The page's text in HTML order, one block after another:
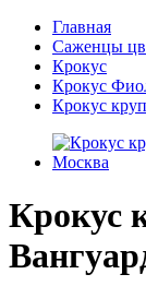
Главная
Саженцы
Крокус
Крокус
Крокус
Крокус